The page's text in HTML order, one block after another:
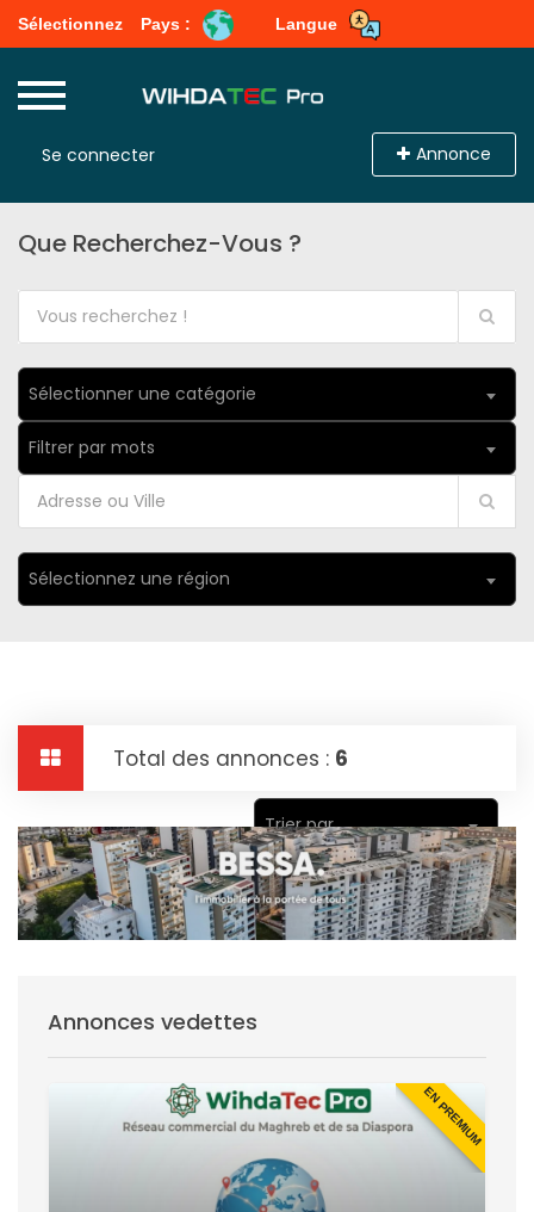
Sélectionnez Pays : Langue
Se connecter Annonce
Que Recherchez-Vous ?
Sélectionner une catégorie
Filtrer par mots
Sélectionnez une région
Total des annonces : 6
Trier par
Annonces vedettes
EN PREMIUM